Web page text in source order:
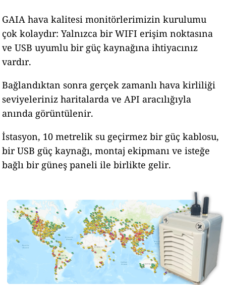
GAIA hava kalitesi monitörlerimizin kurulumu
çok kolaydır: Yalnızca bir WIFI erişim noktasına
ve USB uyumlu bir güç kaynağına ihtiyacınız
vardır.
Bağlandıktan sonra gerçek zamanlı hava kirliliği
seviyeleriniz haritalarda ve API aracılığıyla
anında görüntülenir.
İstasyon, 10 metrelik su geçirmez bir güç kablosu,
bir USB güç kaynağı, montaj ekipmanı ve isteğe
bağlı bir güneş paneli ile birlikte gelir.